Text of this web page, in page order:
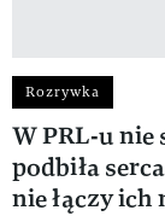
Rozrywka
W PRL‑u nie
podbiła
nie łączy